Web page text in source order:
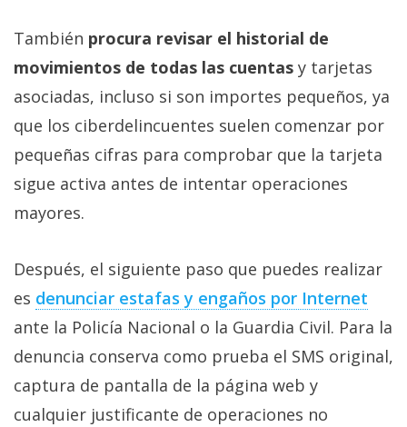
También procura revisar el historial de
movimientos de todas las cuentas y tarjetas
asociadas, incluso si son importes pequeños, ya
que los ciberdelincuentes suelen comenzar por
pequeñas cifras para comprobar que la tarjeta
sigue activa antes de intentar operaciones
mayores.
Después, el siguiente paso que puedes realizar
es denunciar estafas y engaños por Internet‎
ante la Policía Nacional o la Guardia Civil. Para la
denuncia conserva como prueba el SMS original,
captura de pantalla de la página web y
cualquier justificante de operaciones no